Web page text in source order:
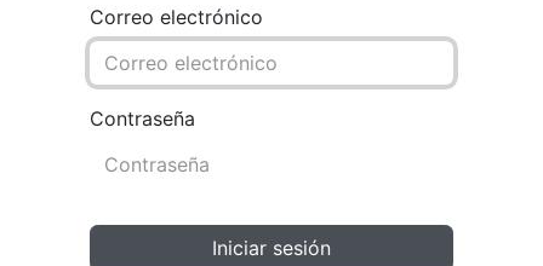
Correo electrónico
Contraseña
Iniciar sesión